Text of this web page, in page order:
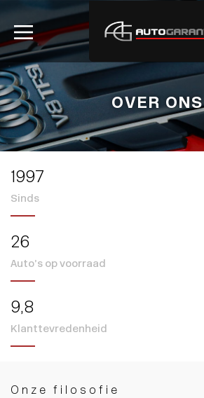
OVER ONS
1997
Sinds
26
Auto’s op voorraad
9,8
Klanttevredenheid
Onze filosofie